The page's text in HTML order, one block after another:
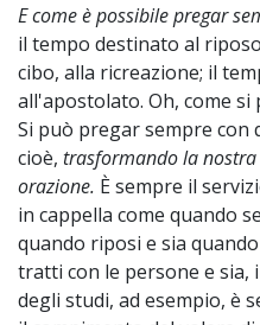
E come è possibile pregar
il tempo destinato al
cibo, alla ricreazione; il
all'apostolato. Oh, come
Si può pregar sempre con
cioè, trasformando la
orazione. È sempre il
in cappella come quando
quando riposi e sia
tratti con le persone e sia,
degli studi, ad esempio, è